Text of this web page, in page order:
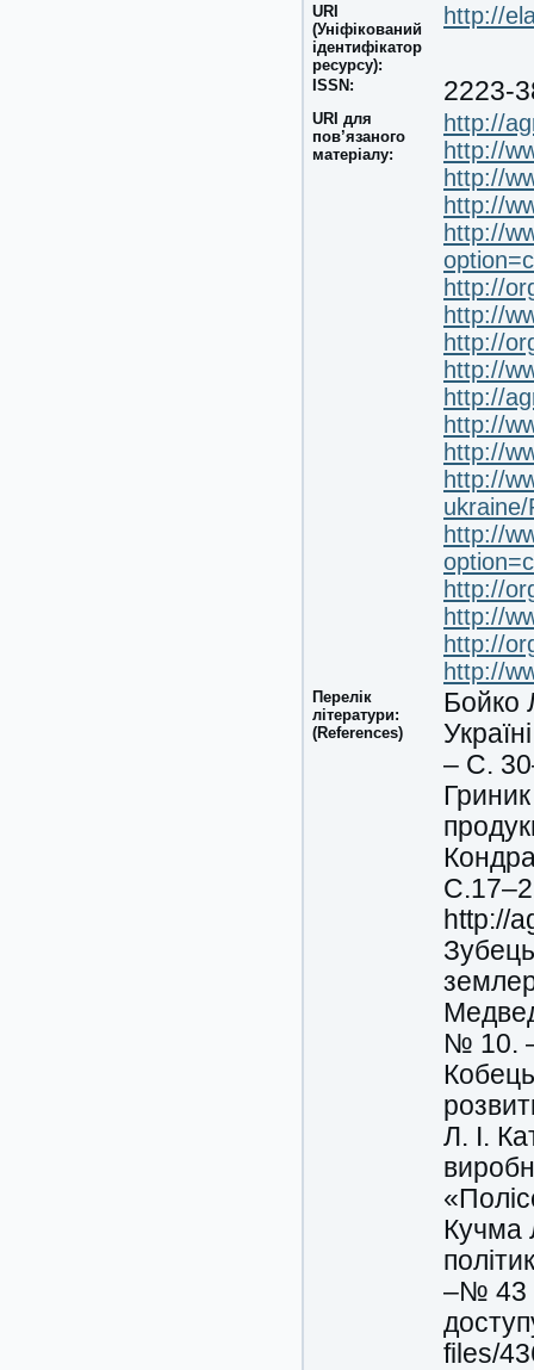
URI
(Уніфікований
ідентифікатор
ресурсу):
http://
ISSN: 2223-
URI для
пов’язаного
матеріалу:
http://
http://
http://
http://
http://
http://
http://
http://
http://
http://
http://
http://
http://
http://
http://
http://
http://
http://
Перелік
літератури:
(References)
Бойко
– С.
http://
№ 10.
Л. І.
Кучма
–№ 43
files/